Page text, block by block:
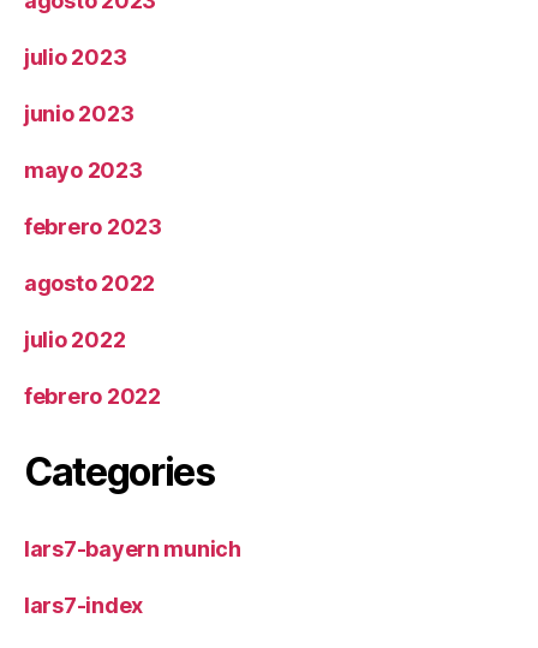
julio 2023
junio 2023
mayo 2023
febrero 2023
agosto 2022
julio 2022
febrero 2022
Categories
lars7-bayern munich
lars7-index